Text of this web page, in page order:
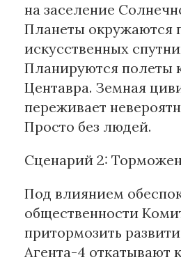
на заселение
Планеты окружаются
искусственных
Планируются полеты
Центавра. Земная
переживает
Просто без людей.
Сценарий 2:
Под влиянием
общественности
притормозить
Агента-4 откатывают